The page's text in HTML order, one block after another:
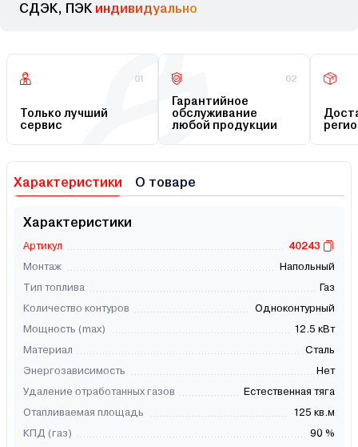
СДЭК, ПЭК индивидуально
01
Только лучший
сервис
02
Гарантийное
обслуживание
любой продукции
Характеристики О товаре
Характеристики
Артикул
40243
Монтаж
Напольный
Тип топлива
Газ
Количество контуров
Одноконтурный
Мощность (max)
12.5 кВт
Материал
Сталь
Энергозависимость
Нет
Удаление отработанных газов
Естественная тяга
Отапливаемая площадь
125 кв.м
КПД (газ)
90 %